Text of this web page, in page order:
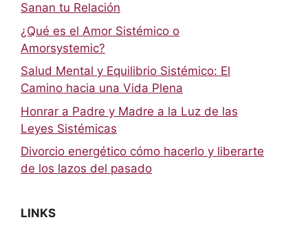
Sanan tu Relación
¿Qué es el Amor Sistémico o
Amorsystemic?
Salud Mental y Equilibrio Sistémico: El
Camino hacia una Vida Plena
Honrar a Padre y Madre a la Luz de las
Leyes Sistémicas
Divorcio energético cómo hacerlo y liberarte
de los lazos del pasado
LINKS